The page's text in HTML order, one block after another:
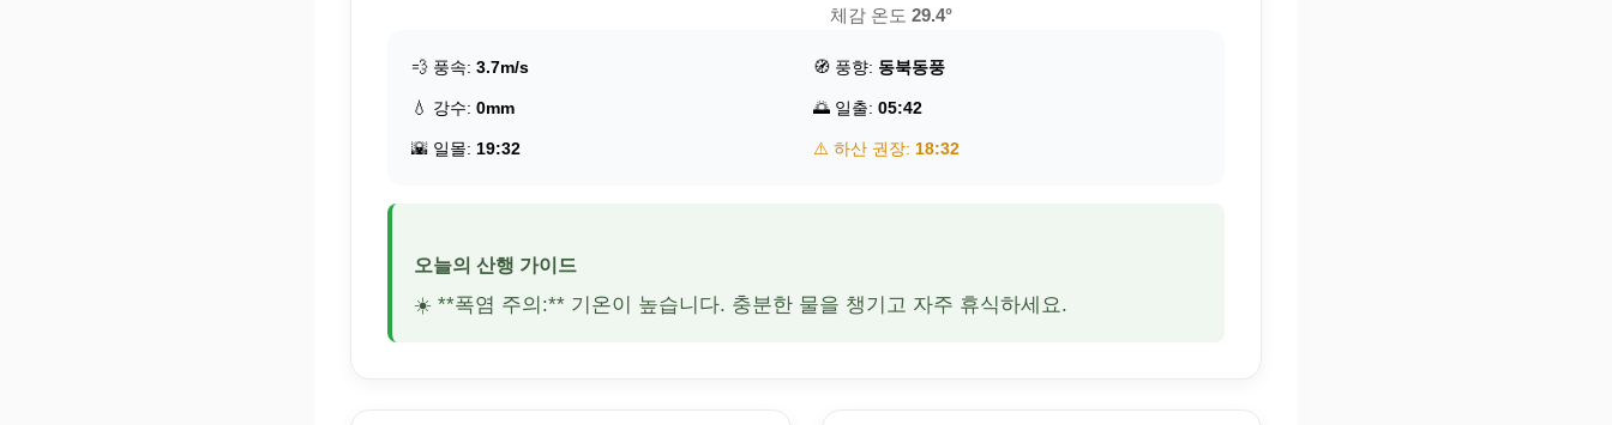
체감 온도 29.4°
💨 풍속: 3.7m/s 🧭 풍향: 동북동풍
💧 강수: 0mm 🌅 일출: 05:42
🌇 일몰: 19:32 ⚠️ 하산 권장: 18:32
오늘의 산행 가이드
☀️ **폭염 주의:** 기온이 높습니다. 충분한 물을 챙기고 자주 휴식하세요.